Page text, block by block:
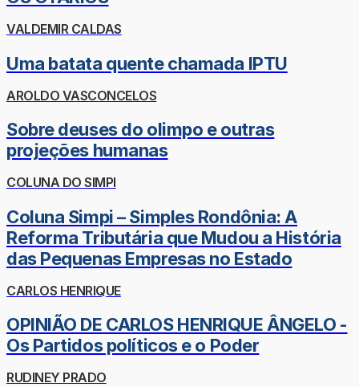
VALDEMIR CALDAS
Uma batata quente chamada IPTU
AROLDO VASCONCELOS
Sobre deuses do olimpo e outras
projeções humanas
COLUNA DO SIMPI
Coluna Simpi – Simples Rondônia: A
Reforma Tributária que Mudou a História
das Pequenas Empresas no Estado
CARLOS HENRIQUE
OPINIÃO DE CARLOS HENRIQUE ÂNGELO -
Os Partidos políticos e o Poder
RUDINEY PRADO